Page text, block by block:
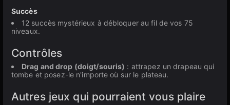
Succès
12 succès mystérieux à débloquer au fil de vos 75
niveaux.
Contrôles
Drag and drop (doigt/souris) : attrapez un drapeau qui
tombe et posez-le n'importe où sur le plateau.
Autres jeux qui pourraient vous plaire